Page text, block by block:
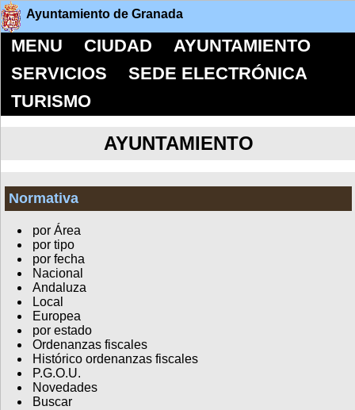
Ayuntamiento de Granada
MENU CIUDAD
AYUNTAMIENTO
SERVICIOS
SEDE ELECTRÓNICA
TURISMO
AYUNTAMIENTO
Normativa
por Área
por tipo
por fecha
Nacional
Andaluza
Local
Europea
por estado
Ordenanzas fiscales
Histórico ordenanzas fiscales
P.G.O.U.
Novedades
Buscar